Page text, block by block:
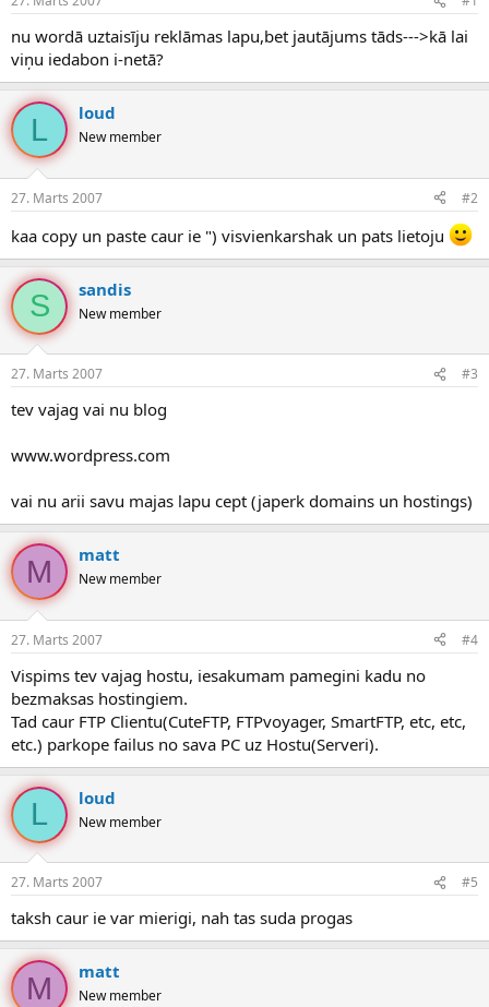
n
u
z
s
ā
ē
j
s
a
u
m
s
nu wordā uztaisīju reklāmas lapu,bet jautājums tāds--->kā lai
viņu iedabon i-netā?
L loud
New member
27. Marts 2007 #2
kaa copy un paste caur ie ") visvienkarshak un pats lietoju
S sandis
New member
27. Marts 2007 #3
tev vajag vai nu blog
www.wordpress.com
vai nu arii savu majas lapu cept (japerk domains un hostings)
M matt
New member
27. Marts 2007 #4
Vispims tev vajag hostu, iesakumam pamegini kadu no
bezmaksas hostingiem.
Tad caur FTP Clientu(CuteFTP, FTPvoyager, SmartFTP, etc, etc,
etc.) parkope failus no sava PC uz Hostu(Serveri).
L loud
New member
27. Marts 2007 #5
taksh caur ie var mierigi, nah tas suda progas
M matt
New member